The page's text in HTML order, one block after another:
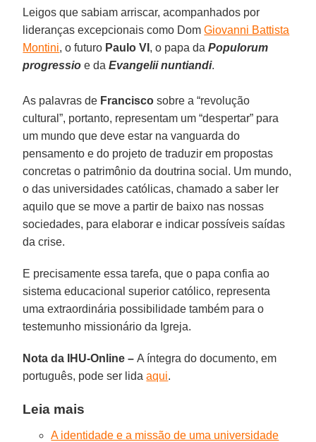
Leigos que sabiam arriscar, acompanhados por
lideranças excepcionais como Dom Giovanni Battista
Montini, o futuro Paulo VI , o papa daPopulorum
progressio e daEvangelii nuntiandi.
As palavras de Francisco sobre a “revolução
cultural”, portanto, representam um “despertar” para
um mundo que deve estar na vanguarda do
pensamento e do projeto de traduzir em propostas
concretas o patrimônio da doutrina social. Um mundo,
o das universidades católicas, chamado a saber ler
aquilo que se move a partir de baixo nas nossas
sociedades, para elaborar e indicar possíveis saídas
da crise.
E precisamente essa tarefa, que o papa confia ao
sistema educacional superior católico, representa
uma extraordinária possibilidade também para o
testemunho missionário da Igreja.
Nota da IHU-Online – A íntegra do documento, em
português, pode ser lidaaqui.
Leia mais
A identidade e a missão de uma universidade